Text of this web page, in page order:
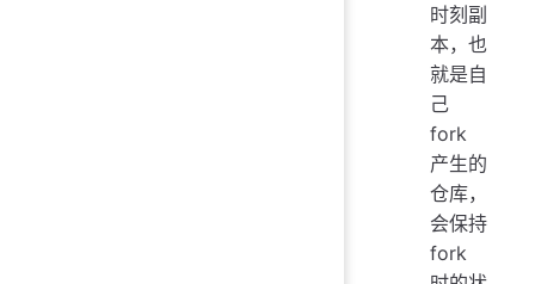
时刻副
本，也
就是自
己
fork
产生的
仓库，
会保持
fork